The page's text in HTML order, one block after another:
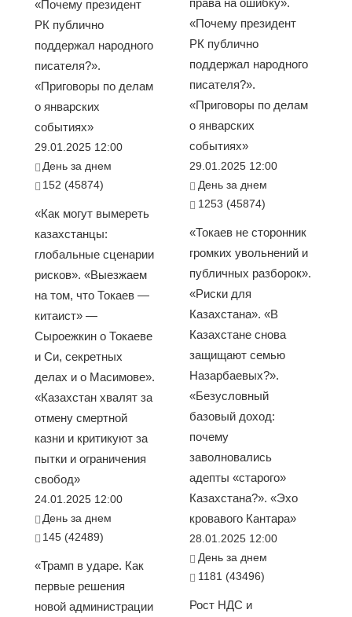
«Почему президент
РК публично
поддержал народного
писателя?».
«Приговоры по делам
о январских
событиях»
29.01.2025 12:00
День за днем
152 (45874)
«Как могут вымереть
казахстанцы:
глобальные сценарии
рисков». «Выезжаем
на том, что Токаев —
китаист» —
Сыроежкин о Токаеве
и Си, секретных
делах и о Масимове».
«Казахстан хвалят за
отмену смертной
казни и критикуют за
пытки и ограничения
свобод»
24.01.2025 12:00
День за днем
145 (42489)
«Трамп в ударе. Как
первые решения
новой администрации
«Почему президент
РК публично
поддержал народного
писателя?».
«Приговоры по делам
о январских
событиях»
29.01.2025 12:00
День за днем
1253 (45874)
«Токаев не сторонник
громких увольнений и
публичных разборок».
«Риски для
Казахстана». «В
Казахстане снова
защищают семью
Назарбаевых?».
«Безусловный
базовый доход:
почему
заволновались
адепты «старого»
Казахстана?». «Эхо
кровавого Кантара»
28.01.2025 12:00
День за днем
1181 (43496)
Рост НДС и